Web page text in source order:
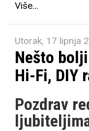
Više...
Utorak, 17 lipnja
Nešto
Hi-Fi, DIY
Pozdrav